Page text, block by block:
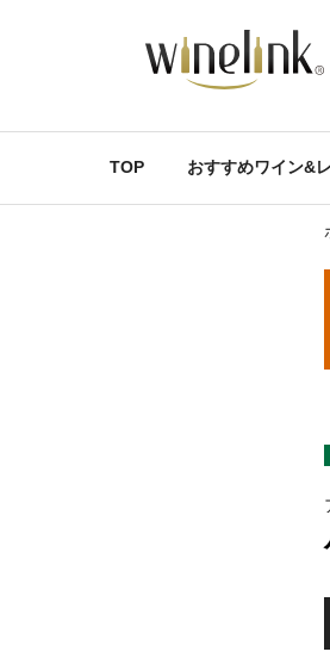
TOP おすすめワイン&